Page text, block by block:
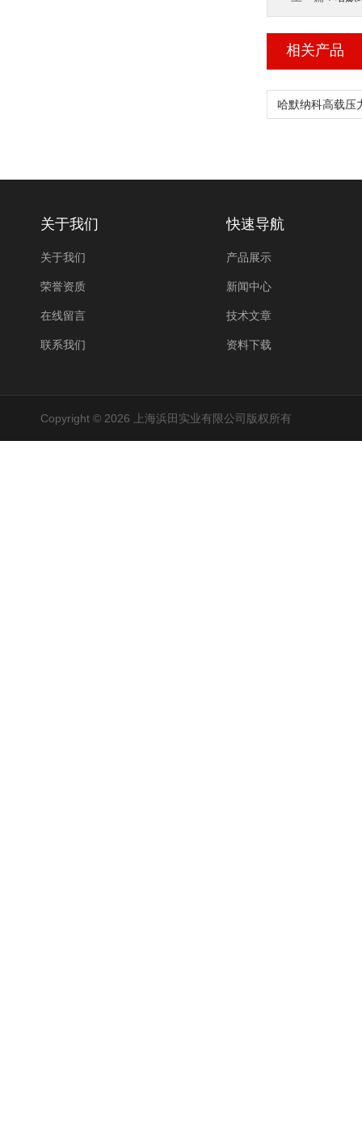
相关产品
关于我们
关于我们
荣誉资质
在线留言
联系我们
快速导航
产品展示
新闻中心
技术文章
资料下载
Copyright © 2026 上海浜田实业有限公司版权所有